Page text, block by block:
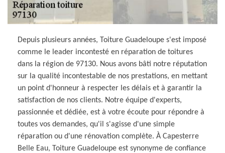
Depuis plusieurs années, Toiture Guadeloupe s'est imposé
comme le leader incontesté en réparation de toitures
dans la région de 97130. Nous avons bâti notre réputation
sur la qualité incontestable de nos prestations, en mettant
un point d'honneur à respecter les délais et à garantir la
satisfaction de nos clients. Notre équipe d'experts,
passionnée et dédiée, est à votre écoute pour répondre à
toutes vos demandes, qu'il s'agisse d'une simple
réparation ou d'une rénovation complète. À Capesterre
Belle Eau, Toiture Guadeloupe est synonyme de confiance